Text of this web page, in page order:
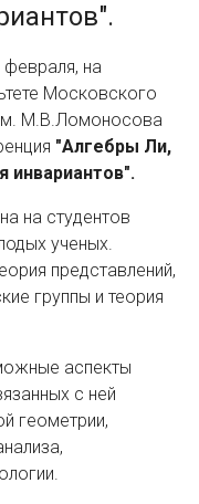
на
Московского
М.В.Ломоносова
"Алгебры Ли,
инвариантов".
на студентов
ученых.
представлений,
группы и теория
аспекты
с ней
геометрии,